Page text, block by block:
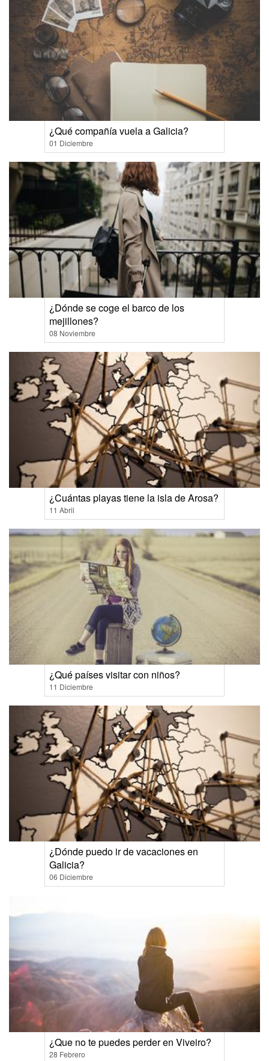
¿Qué compañía vuela a Galicia?
01 Diciembre
¿Dónde se coge el barco de los
mejillones?
08 Noviembre
¿Cuántas playas tiene la isla de Arosa?
11 Abril
¿Qué países visitar con niños?
11 Diciembre
¿Dónde puedo ir de vacaciones en
Galicia?
06 Diciembre
¿Que no te puedes perder en Viveiro?
28 Febrero